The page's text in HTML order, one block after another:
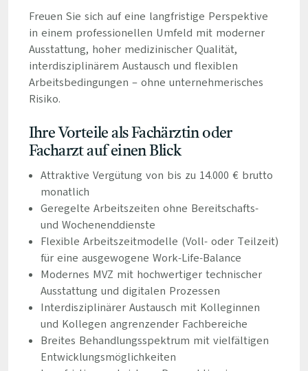
Freuen Sie sich auf eine langfristige Perspektive
in einem professionellen Umfeld mit moderner
Ausstattung, hoher medizinischer Qualität,
interdisziplinärem Austausch und flexiblen
Arbeitsbedingungen – ohne unternehmerisches
Risiko.
Ihre Vorteile als Fachärztin oder
Facharzt auf einen Blick
Attraktive Vergütung von bis zu 14.000 € brutto
monatlich
Geregelte Arbeitszeiten ohne Bereitschafts-
und Wochenenddienste
Flexible Arbeitszeitmodelle (Voll- oder Teilzeit)
für eine ausgewogene Work-Life-Balance
Modernes MVZ mit hochwertiger technischer
Ausstattung und digitalen Prozessen
Interdisziplinärer Austausch mit Kolleginnen
und Kollegen angrenzender Fachbereiche
Breites Behandlungsspektrum mit vielfältigen
Entwicklungsmöglichkeiten